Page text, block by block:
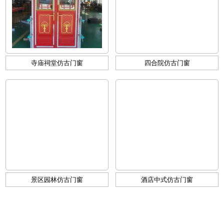
寺庙祠堂仿古门窗 四合院仿古门窗
景区园林仿古门窗 酒店中式仿古门窗